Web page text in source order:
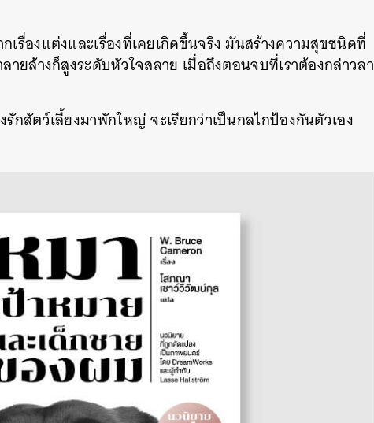
เรื่องแต่งและเรื่องที่เคยเกิดขึ้นจริง มันสร้างความสุขชนิดที่
ยล้างก็สูงระดับหัวใจสลาย เมื่อถึงตอนจบที่เราต้องกล่าวลา
รักสัตว์เลี้ยงมาพักใหญ่ จะเรียกว่าเป็นกลไกป้องกันตัวเอง